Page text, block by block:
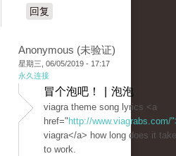
回复
Anonymous (未验证)
星期三, 06/05/2019 - 17:17
永久连接
冒个泡吧！ | 泡泡
viagra theme song lyrics <a
href=" http://www.viagrabs.com/
viagra</a> how long does it
to work.